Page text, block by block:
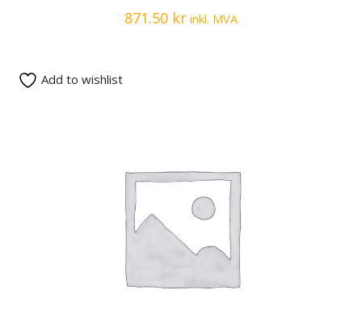
871.50 kr inkl. MVA
Add to wishlist